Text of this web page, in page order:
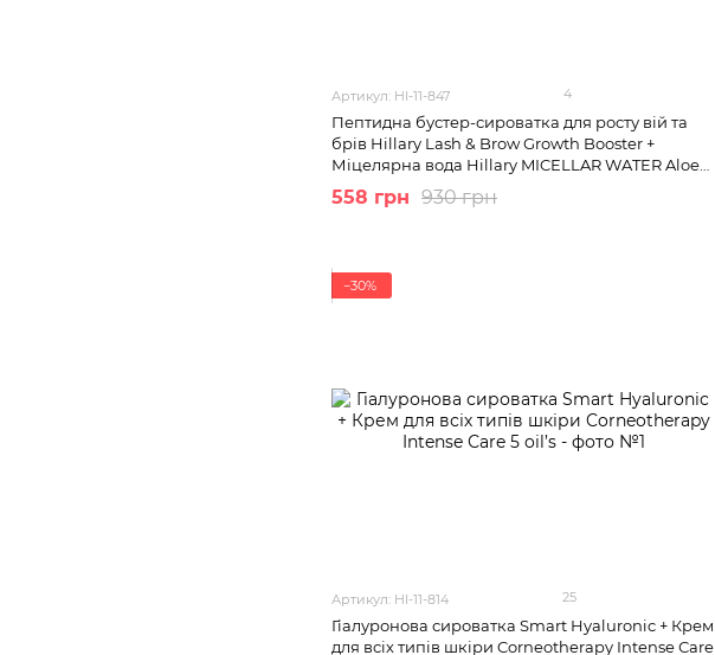
Артикул: HI-11-847 4
Пептидна бустер-сироватка для росту вій та
брів Hillary Lash & Brow Growth Booster +
Міцелярна вода Hillary MICELLAR WATER Aloe
Vera
930 грн
558 грн
−30%
Артикул: HI-11-814 25
Гіалуронова сироватка Smart Hyaluronic + Крем
для всіх типів шкіри Corneotherapy Intense Сare